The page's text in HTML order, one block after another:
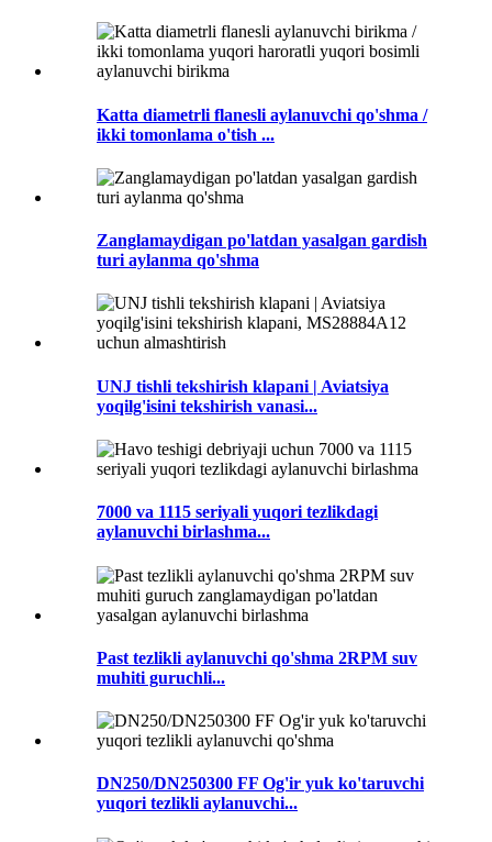
Katta diametrli flanesli aylanuvchi qo'shma /
ikki tomonlama o'tish ...
Zanglamaydigan po'latdan yasalgan gardish
turi aylanma qo'shma
UNJ tishli tekshirish klapani | Aviatsiya
yoqilg'isini tekshirish vanasi...
7000 va 1115 seriyali yuqori tezlikdagi
aylanuvchi birlashma...
Past tezlikli aylanuvchi qo'shma 2RPM suv
muhiti guruchli...
DN250/DN250300 FF Og'ir yuk ko'taruvchi
yuqori tezlikli aylanuvchi...